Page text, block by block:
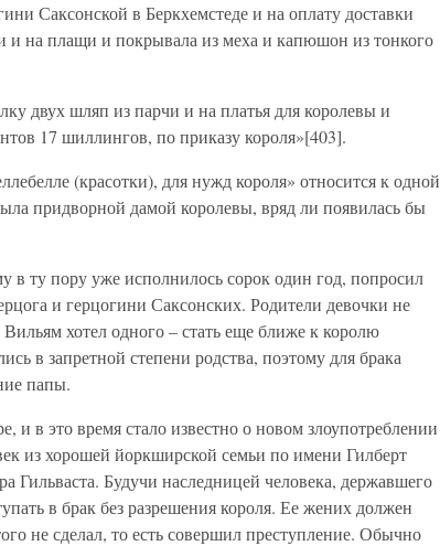
Саксонской в Беркхемстеде и на оплату доставки
и на плащи и покрывала из меха и капюшон из тонкого
двух шляп из парчи и на платья для королевы и
17 шиллингов, по приказу короля»[403].
(красотки), для нужд короля» относится к одной
придворной дамой королевы, вряд ли появилась бы
в ту пору уже исполнилось сорок один год, попросил
и герцогини Саксонских. Родители девочки не
хотел одного – стать еще ближе к королю
в запретной степени родства, поэтому для брака
папы.
и в это время стало известно о новом злоупотреблении
из хорошей йоркширской семьи по имени Гилберт
Гильваста. Будучи наследницей человека, державшего
в брак без разрешения короля. Ее жених должен
не сделал, то есть совершил преступление. Обычно